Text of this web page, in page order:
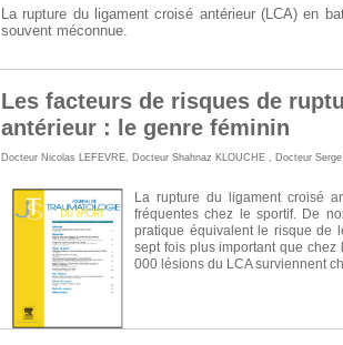
La rupture du ligament croisé antérieur (LCA) en
souvent méconnue.
Les facteurs de risques de
antérieur : le genre féminin
Docteur Nicolas LEFEVRE Docteur Shahnaz KLOUCHE Docteur
La rupture du ligament croisé
fréquentes chez le sportif. De
pratique équivalent le risque de
sept fois plus important que chez
000 lésions du LCA surviennent